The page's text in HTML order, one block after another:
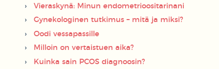
Vieraskynä: Minun endometrioositarinani
Gynekologinen tutkimus – mitä ja miksi?
Oodi vessapassille
Milloin on vertaistuen aika?
Kuinka sain PCOS diagnoosin?